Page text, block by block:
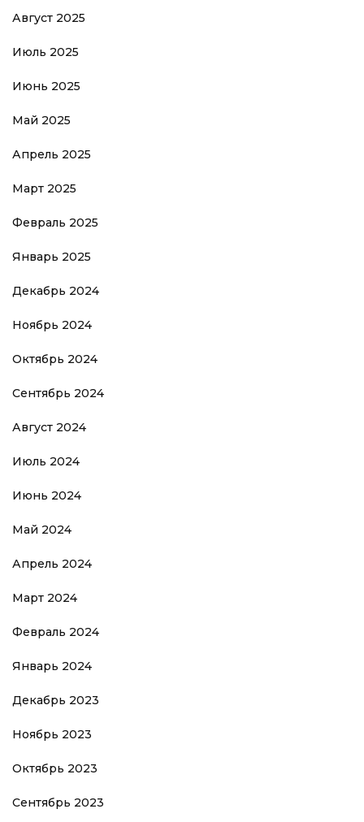
Август 2025
Июль 2025
Июнь 2025
Май 2025
Апрель 2025
Март 2025
Февраль 2025
Январь 2025
Декабрь 2024
Ноябрь 2024
Октябрь 2024
Сентябрь 2024
Август 2024
Июль 2024
Июнь 2024
Май 2024
Апрель 2024
Март 2024
Февраль 2024
Январь 2024
Декабрь 2023
Ноябрь 2023
Октябрь 2023
Сентябрь 2023